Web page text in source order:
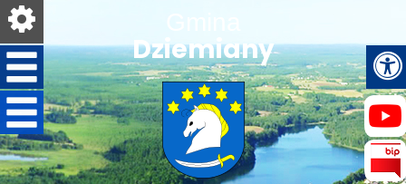
Dziemiany